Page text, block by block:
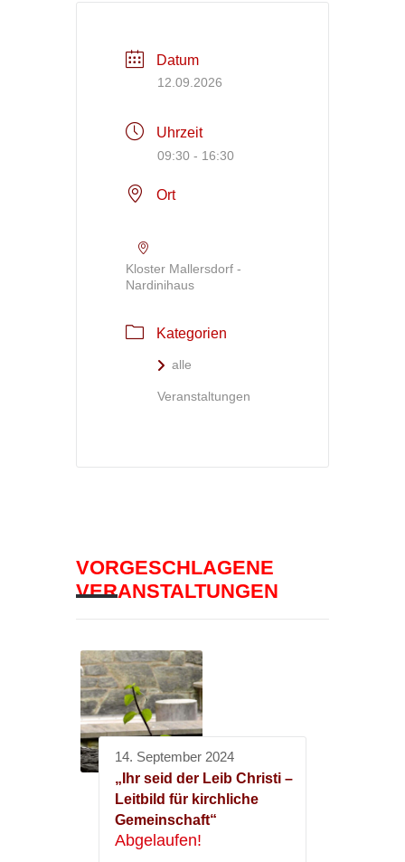
Datum
12.09.2026
Uhrzeit
09:30 - 16:30
Ort
Kloster Mallersdorf -
Nardinihaus
Kategorien
alle
Veranstaltungen
VORGESCHLAGENE
VERANSTALTUNGEN
14. September 2024
„Ihr seid der Leib Christi –
Leitbild für kirchliche
Gemeinschaft“
Abgelaufen!